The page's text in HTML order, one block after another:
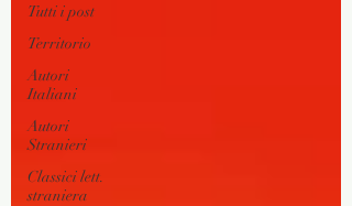
Tutti i post
Territorio
Autori
Italiani
Autori
Stranieri
Classici lett.
straniera